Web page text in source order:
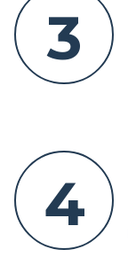
3
4